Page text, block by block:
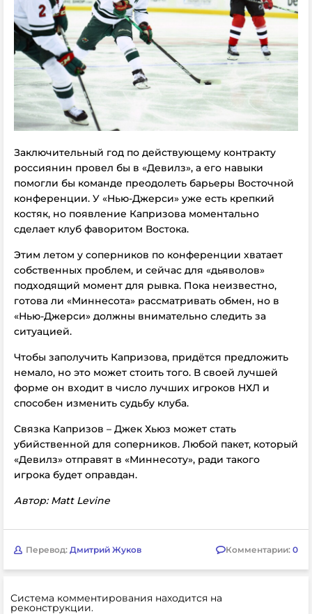
Заключительный год по действующему контракту
россиянин провел бы в «Девилз», а его навыки
помогли бы команде преодолеть барьеры Восточной
конференции. У «Нью-Джерси» уже есть крепкий
костяк, но появление Капризова моментально
сделает клуб фаворитом Востока.
Этим летом у соперников по конференции хватает
собственных проблем, и сейчас для «дьяволов»
подходящий момент для рывка. Пока неизвестно,
готова ли «Миннесота» рассматривать обмен, но в
«Нью-Джерси» должны внимательно следить за
ситуацией.
Чтобы заполучить Капризова, придётся предложить
немало, но это может стоить того. В своей лучшей
форме он входит в число лучших игроков НХЛ и
способен изменить судьбу клуба.
Связка Капризов – Джек Хьюз может стать
убийственной для соперников. Любой пакет, который
«Девилз» отправят в «Миннесоту», ради такого
игрока будет оправдан.
Автор: Matt Levine
Перевод: Дмитрий Жуков Комментарии: 0
Система комментирования находится на
реконструкции.